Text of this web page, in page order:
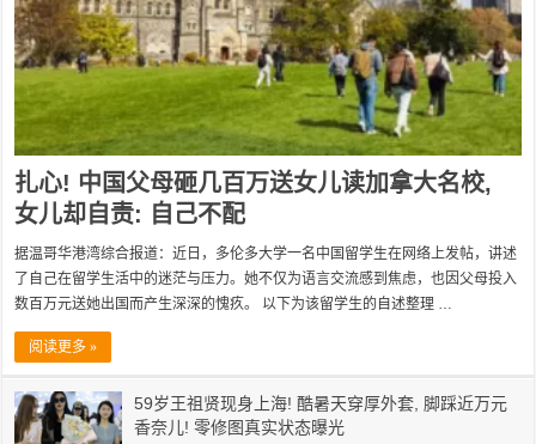
扎心! 中国父母砸几百万送女儿读加拿大名校,
女儿却自责: 自己不配
据温哥华港湾综合报道：近日，多伦多大学一名中国留学生在网络上发帖，讲述
了自己在留学生活中的迷茫与压力。她不仅为语言交流感到焦虑，也因父母投入
数百万元送她出国而产生深深的愧疚。 以下为该留学生的自述整理 …
阅读更多 »
59岁王祖贤现身上海! 酷暑天穿厚外套, 脚踩近万元
香奈儿! 零修图真实状态曝光